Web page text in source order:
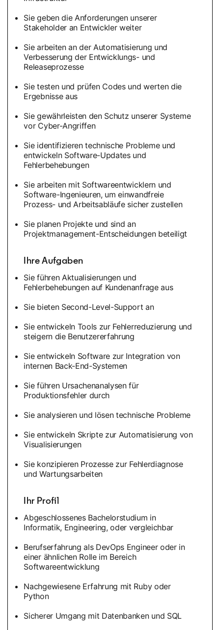
Sie geben die Anforderungen unserer
Stakeholder an Entwickler weiter
Sie arbeiten an der Automatisierung und
Verbesserung der Entwicklungs- und
Releaseprozesse
Sie testen und prüfen Codes und werten die
Ergebnisse aus
Sie gewährleisten den Schutz unserer Systeme
vor Cyber-Angriffen
Sie identifizieren technische Probleme und
entwickeln Software-Updates und
Fehlerbehebungen
Sie arbeiten mit Softwareentwicklern und
Software-Ingenieuren, um einwandfreie
Prozess- und Arbeitsabläufe sicher zustellen
Sie planen Projekte und sind an
Projektmanagement-Entscheidungen beteiligt
Ihre Aufgaben
Sie führen Aktualisierungen und
Fehlerbehebungen auf Kundenanfrage aus
Sie bieten Second-Level-Support an
Sie entwickeln Tools zur Fehlerreduzierung und
steigern die Benutzererfahrung
Sie entwickeln Software zur Integration von
internen Back-End-Systemen
Sie führen Ursachenanalysen für
Produktionsfehler durch
Sie analysieren und lösen technische Probleme
Sie entwickeln Skripte zur Automatisierung von
Visualisierungen
Sie konzipieren Prozesse zur Fehlerdiagnose
und Wartungsarbeiten
Ihr Profil
Abgeschlossenes Bachelorstudium in
Informatik, Engineering, oder vergleichbar
Berufserfahrung als DevOps Engineer oder in
einer ähnlichen Rolle im Bereich
Softwareentwicklung
Nachgewiesene Erfahrung mit Ruby oder
Python
Sicherer Umgang mit Datenbanken und SQL